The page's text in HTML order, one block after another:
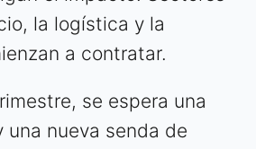
la logística y la
a contratar.
se espera una
una nueva senda de